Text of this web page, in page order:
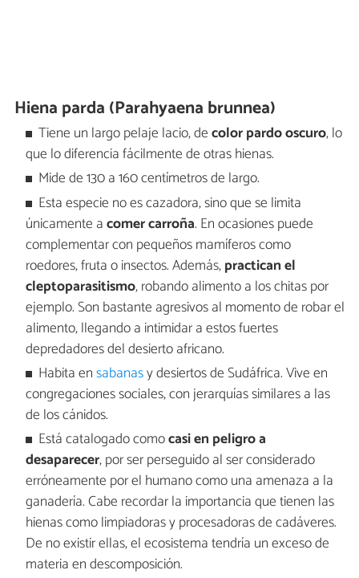
Hiena parda (Parahyaena brunnea)
Tiene un largo pelaje lacio, decolor pardo oscuro, lo
que lo diferencia fácilmente de otras hienas.
Mide de 130 a 160 centímetros de largo.
Esta especie no es cazadora, sino que se limita
únicamente acomer carroña. En ocasiones puede
complementar con pequeños mamíferos como
roedores, fruta o insectos. Además,practican el
cleptoparasitismo, robando alimento a los chitas por
ejemplo. Son bastante agresivos al momento de robar el
alimento, llegando a intimidar a estos fuertes
depredadores del desierto africano.
Habita ensabanasy desiertos de Sudáfrica. Vive en
congregaciones sociales, con jerarquías similares a las
de los cánidos.
Está catalogado comocasi en peligro a
desaparecer, por ser perseguido al ser considerado
erróneamente por el humano como una amenaza a la
ganadería. Cabe recordar la importancia que tienen las
hienas como limpiadoras y procesadoras de cadáveres.
De no existir ellas, el ecosistema tendría un exceso de
materia en descomposición.